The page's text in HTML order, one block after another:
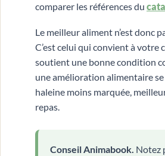
comparer les références du
Le meilleur aliment n’est donc
C’est celui qui convient à votre
soutient une bonne condition
une amélioration alimentaire
haleine moins marquée,
repas.
Conseil Animabook. Notez